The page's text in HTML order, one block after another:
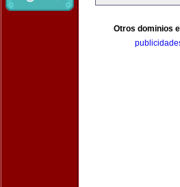
Otros dominios